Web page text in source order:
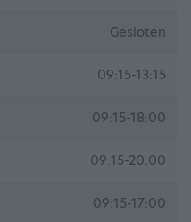
Gesloten
09:15-13:15
09:15-18:00
09:15-20:00
09:15-17:00